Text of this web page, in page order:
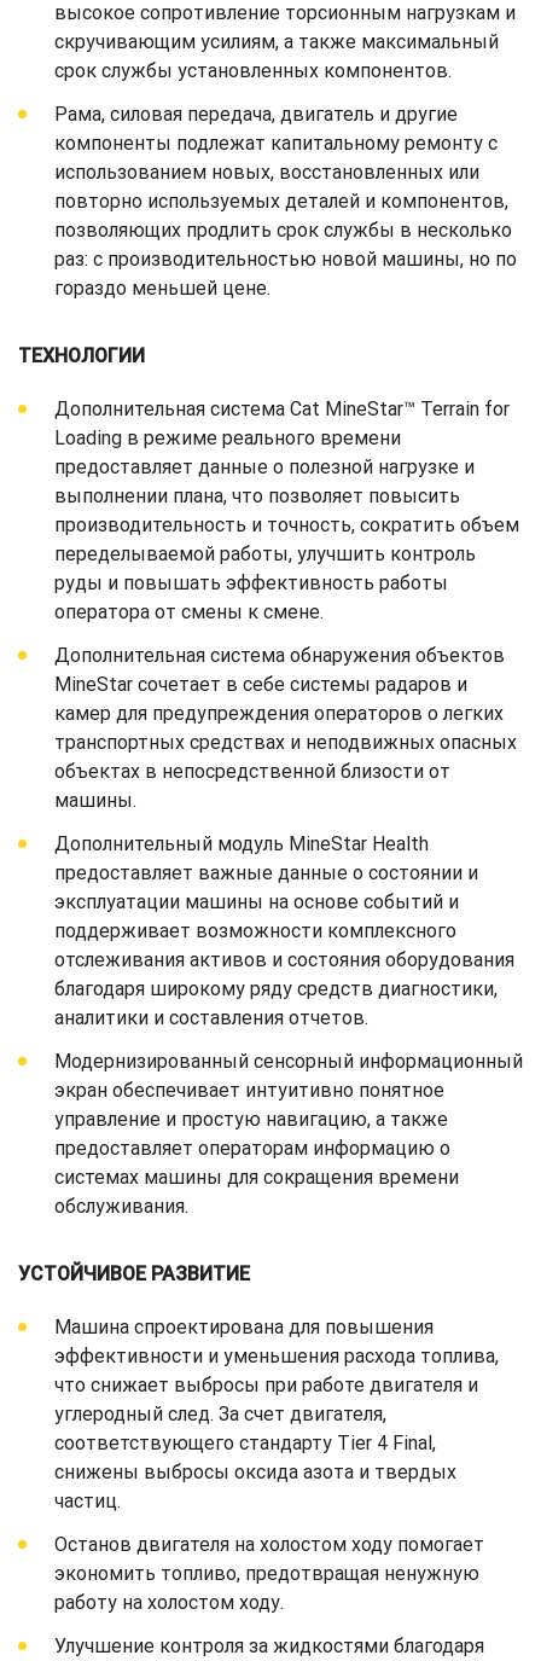
высокое сопротивление торсионным нагрузкам и
скручивающим усилиям, а также максимальный
срок службы установленных компонентов.
Рама, силовая передача, двигатель и другие
компоненты подлежат капитальному ремонту с
использованием новых, восстановленных или
повторно используемых деталей и компонентов,
позволяющих продлить срок службы в несколько
раз: с производительностью новой машины, но по
гораздо меньшей цене.
ТЕХНОЛОГИИ
Дополнительная система Cat MineStar™ Terrain for
Loading в режиме реального времени
предоставляет данные о полезной нагрузке и
выполнении плана, что позволяет повысить
производительность и точность, сократить объем
переделываемой работы, улучшить контроль
руды и повышать эффективность работы
оператора от смены к смене.
Дополнительная система обнаружения объектов
MineStar сочетает в себе системы радаров и
камер для предупреждения операторов о легких
транспортных средствах и неподвижных опасных
объектах в непосредственной близости от
машины.
Дополнительный модуль MineStar Health
предоставляет важные данные о состоянии и
эксплуатации машины на основе событий и
поддерживает возможности комплексного
отслеживания активов и состояния оборудования
благодаря широкому ряду средств диагностики,
аналитики и составления отчетов.
Модернизированный сенсорный информационный
экран обеспечивает интуитивно понятное
управление и простую навигацию, а также
предоставляет операторам информацию о
системах машины для сокращения времени
обслуживания.
УСТОЙЧИВОЕ РАЗВИТИЕ
Машина спроектирована для повышения
эффективности и уменьшения расхода топлива,
что снижает выбросы при работе двигателя и
углеродный след. За счет двигателя,
соответствующего стандарту Tier 4 Final,
снижены выбросы оксида азота и твердых
частиц.
Останов двигателя на холостом ходу помогает
экономить топливо, предотвращая ненужную
работу на холостом ходу.
Улучшение контроля за жидкостями благодаря